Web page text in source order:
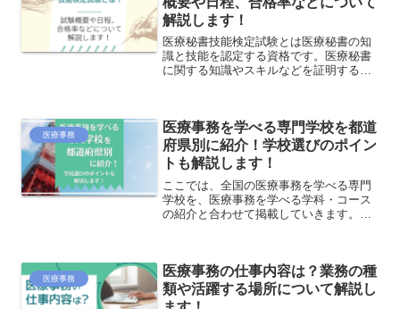
解説します！
医療秘書技能検定試験とは医療秘書の知
識と技能を認定する資格です。医療秘書
に関する知識やスキルなどを証明する資
の一つとして知られる、医療秘書技能検
定試験の概要、試験情報等についてご紹
介します。
医療事務
医療事務を学べる専門学校を都道
府県別に紹介！学校選びのポイン
トも解説します！
ここでは、全国の医療事務を学べる専門
学校を、医療事務を学べる学科・コース
の紹介と合わせて掲載していきます。ま
てください。
医療事務
医療事務の仕事内容は？業務の種
類や活躍する場所について解説し